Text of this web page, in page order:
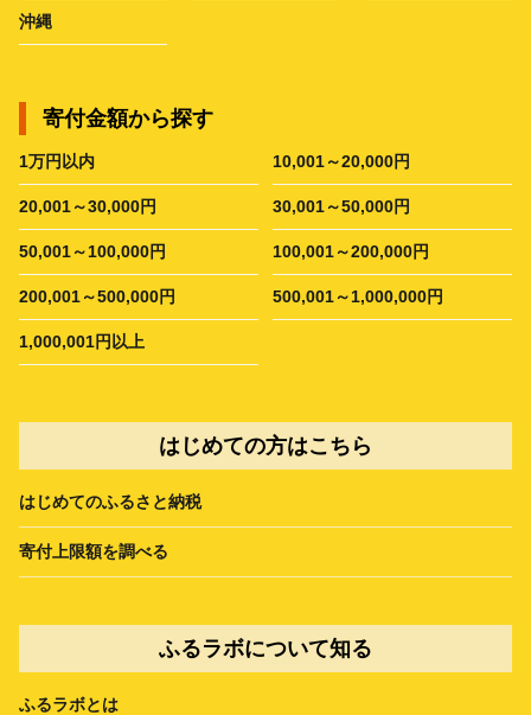
沖縄
寄付金額から探す
1万円以内 10,001～20,000円
20,001～30,000円 30,001～50,000円
50,001～100,000円 100,001～200,000円
200,001～500,000円 500,001～1,000,000円
1,000,001円以上
はじめての方はこちら
はじめてのふるさと納税
寄付上限額を調べる
ふるラボについて知る
ふるラボとは